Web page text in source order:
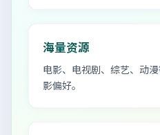
海量资源
电影、电视剧、综艺、动
影偏好。